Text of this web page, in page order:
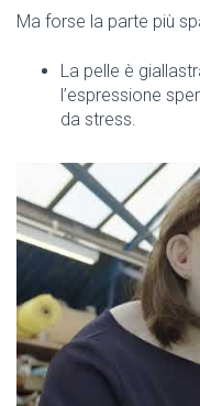
Ma forse la parte più
La pelle è
l’espressione
da stress.